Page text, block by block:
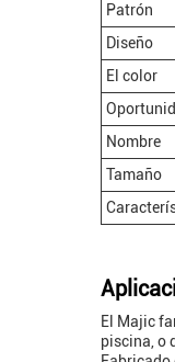
Patrón
Diseño
El color
Nombre
Tamaño
El Majic
piscina, o